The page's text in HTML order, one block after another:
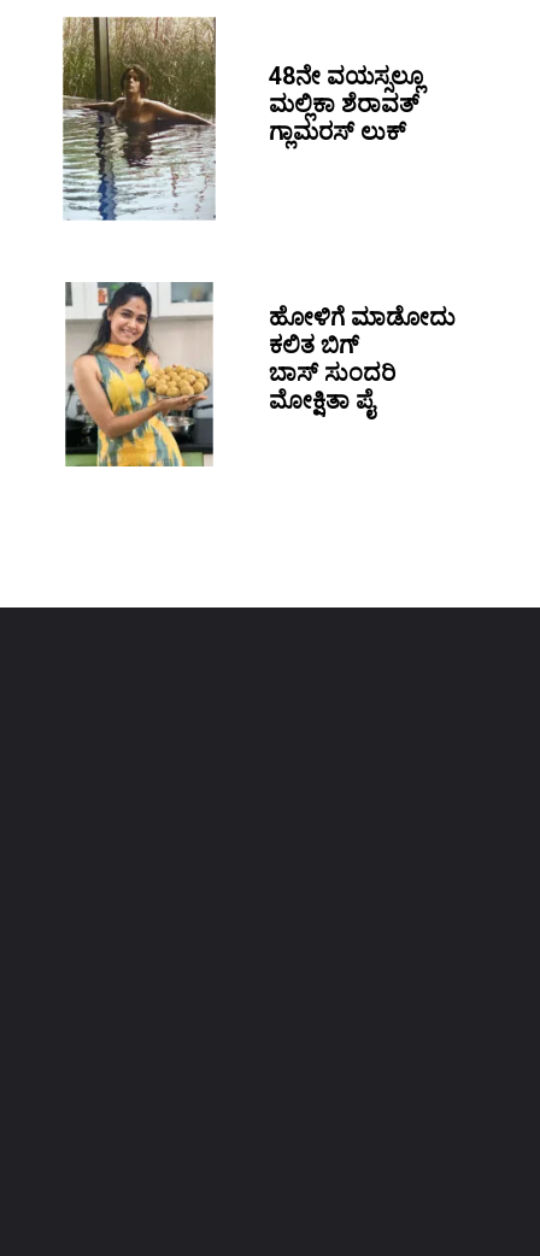
48ನೇ ವಯಸ್ಸಲ್ಲೂ
ಮಲ್ಲಿಕಾ ಶೆರಾವತ್
ಗ್ಲಾಮರಸ್ ಲುಕ್
ಹೋಳಿಗೆ ಮಾಡೋದು
ಕಲಿತ ಬಿಗ್
ಬಾಸ್ ಸುಂದರಿ
ಮೋಕ್ಷಿತಾ ಪೈ